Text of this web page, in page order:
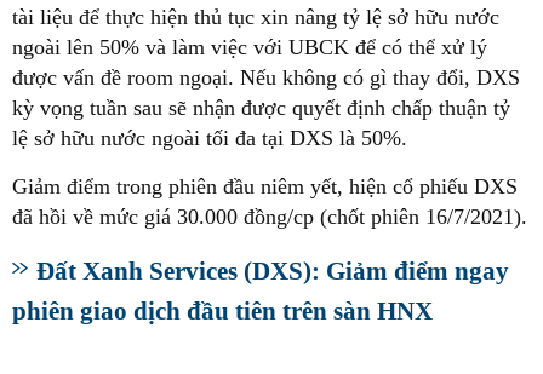
tài liệu để thực hiện thủ tục xin nâng tỷ lệ sở hữu nước
ngoài lên 50% và làm việc với UBCK để có thể xử lý
được vấn đề room ngoại. Nếu không có gì thay đổi, DXS
kỳ vọng tuần sau sẽ nhận được quyết định chấp thuận tỷ
lệ sở hữu nước ngoài tối đa tại DXS là 50%.
Giảm điểm trong phiên đầu niêm yết, hiện cổ phiếu DXS
đã hồi về mức giá 30.000 đồng/cp (chốt phiên 16/7/2021).
Đất Xanh Services (DXS): Giảm điểm ngay
phiên giao dịch đầu tiên trên sàn HNX